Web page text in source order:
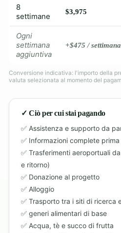
8
settimane
$3,975
Ogni
settimana
aggiuntiva
+$475 / settimana
Conversione indicativa: l'importo della
valuta selezionata al momento del
✓ Ciò per cui stai pagando
Assistenza e supporto da
Informazioni complete
Trasferimenti aeroportuali
e ritorno)
Donazione al progetto
Alloggio
Trasporto tra i siti di ricerca
generi alimentari di base
Acqua, tè e succo di frutta